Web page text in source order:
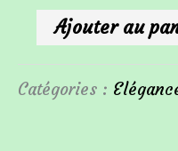
Ajouter au
Catégories :